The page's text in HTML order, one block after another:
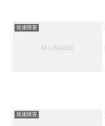
発達障害
発達障害